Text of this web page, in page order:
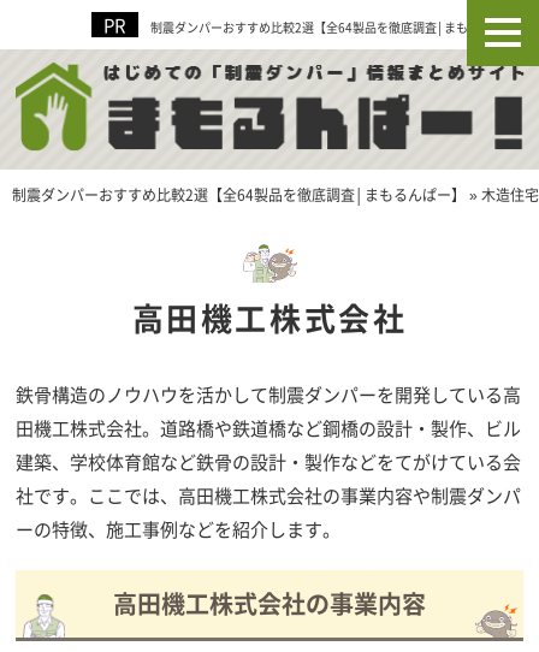
制震ダンパーおすすめ比較2選【全64製品を徹底調査│まもるんぱー】
制震ダンパーおすすめ比較2選【全64製品を徹底調査│まもるんぱー】 »木造住
高田機工株式会社
鉄骨構造のノウハウを活かして制震ダンパーを開発している高
田機工株式会社。道路橋や鉄道橋など鋼橋の設計・製作、ビル
建築、学校体育館など鉄骨の設計・製作などをてがけている会
社です。ここでは、高田機工株式会社の事業内容や制震ダンパ
ーの特徴、施工事例などを紹介します。
高田機工株式会社の事業内容